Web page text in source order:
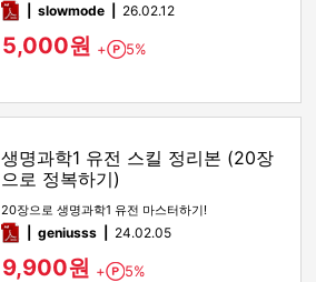
pdfslowmode 26.02.12
5,000원 + Point
5%
생명과학1 유전 스킬 정리본 (20장
으로 정복하기)
20장으로 생명과학1 유전 마스터하기!
pdfgeniusss 24.02.05
9,900원 + Point
5%